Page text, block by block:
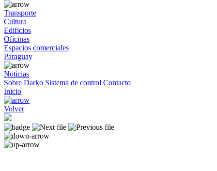
Transporte
Cultura
Edificios
Oficinas
Espacios comerciales
Paraguay
Noticias
Sobre Darko Sistema de control Contacto
Inicio
Volver